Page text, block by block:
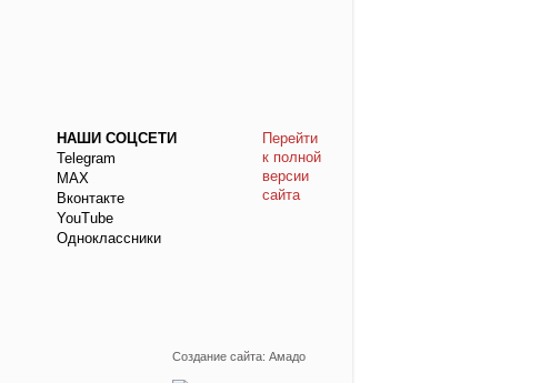
НАШИ СОЦСЕТИ
Telegram
МАХ
Вконтакте
YouTube
Одноклассники
Перейти
к полной
версии
сайта
Создание сайта: Амадо